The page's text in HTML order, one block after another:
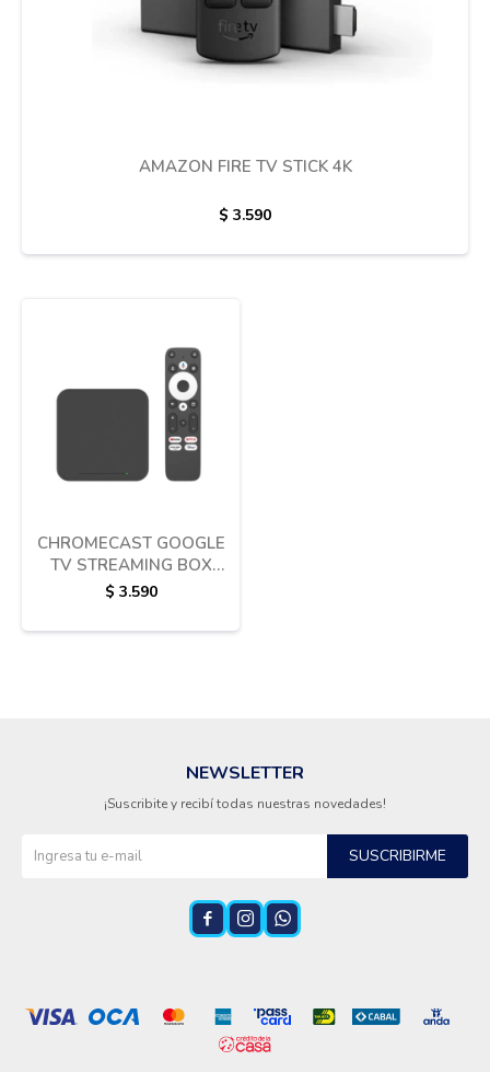
AMAZON FIRE TV STICK 4K
$ 3.590
CHROMECAST GOOGLE
TV STREAMING BOX
ROCKTEK GT1
$ 3.590
NEWSLETTER
¡Suscribite y recibí todas nuestras novedades!
SUSCRIBIRME
  